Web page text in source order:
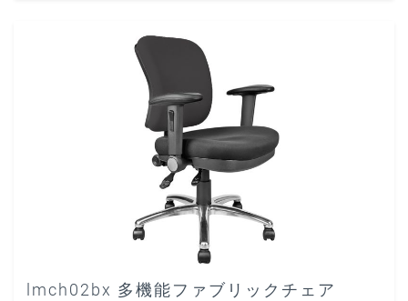
lmch02bx 多機能ファブリックチェア